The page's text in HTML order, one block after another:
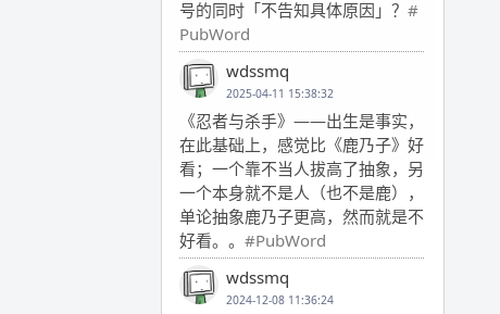
号的同时「不告知具体原因」？ #
PubWord
wdssmq
2025-04-11 15:38:32
《忍者与杀手》——出生是事实，
在此基础上，感觉比《鹿乃子》好
看；一个靠不当人拔高了抽象，另
一个本身就不是人（也不是鹿），
单论抽象鹿乃子更高，然而就是不
好看。。 #PubWord
wdssmq
2024-12-08 11:36:24